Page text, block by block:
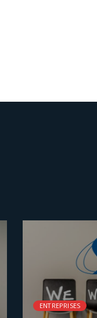
ENTREPRISES